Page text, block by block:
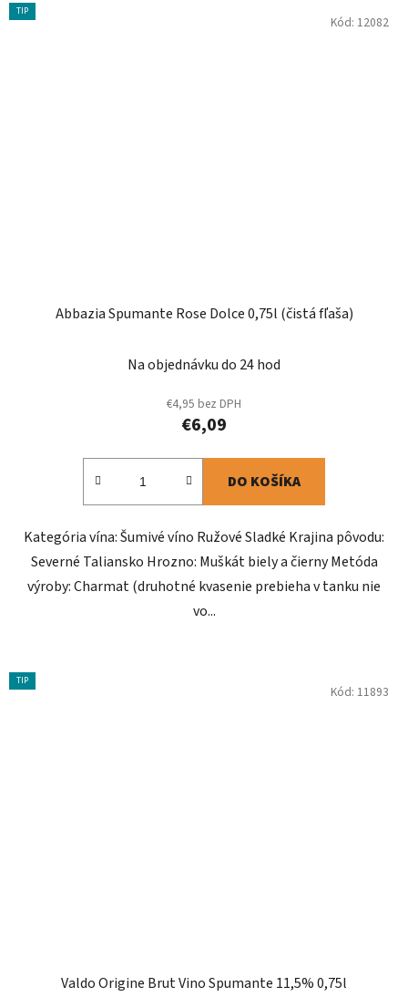
TIP
Abbazia Spumante Rose Dolce 0,75l (čistá fľaša)
Na objednávku do 24 hod
€4,95 bez DPH
€6,09
DO KOŠÍKA
Kategória vína: Šumivé víno Ružové Sladké Krajina pôvodu:
Severné Taliansko Hrozno: Muškát biely a čierny Metóda
výroby: Charmat (druhotné kvasenie prebieha v tanku nie
vo...
Kód: 12082
TIP
Valdo Origine Brut Vino Spumante 11,5% 0,75l
Kód: 11893